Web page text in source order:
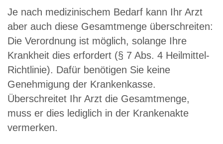
Je nach medizinischem Bedarf kann Ihr Arzt
aber auch diese Gesamtmenge überschreiten:
Die Verordnung ist möglich, solange Ihre
Krankheit dies erfordert (§ 7 Abs. 4 Heilmittel-
Richtlinie). Dafür benötigen Sie keine
Genehmigung der Krankenkasse.
Überschreitet Ihr Arzt die Gesamtmenge,
muss er dies lediglich in der Krankenakte
vermerken.